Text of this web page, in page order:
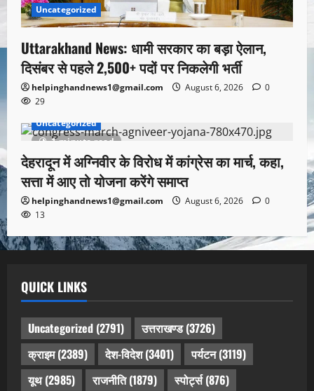
Uncategorized
Uttarakhand News: धामी सरकार का बड़ा ऐलान,
दिसंबर से पहले 2,500+ पदों पर निकलेगी भर्ती
helpinghandnews1@gmail.com August 6, 2026
0
29
1 minute read
Uncategorized
देहरादून में अग्निवीर के विरोध में कांग्रेस का मार्च, कहा,
सत्ता में आए तो योजना करेंगे समाप्त
helpinghandnews1@gmail.com August 6, 2026
0
13
QUICK LINKS
Uncategorized (2791) उत्तराखण्ड(3726)
क्राइम(2389) देश-विदेश(3401) पर्यटन(3119)
यूथ(2985) राजनीति(1879) स्पोर्ट्स(876)